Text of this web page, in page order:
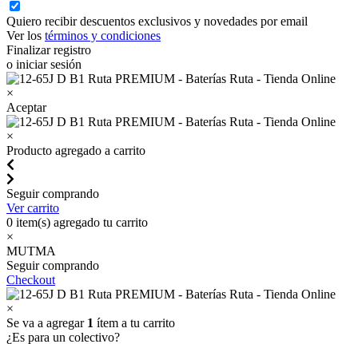
Quiero recibir descuentos exclusivos y novedades por email
Ver los términos y condiciones
Finalizar registro
o iniciar sesión
×
Aceptar
×
Producto agregado a carrito
Seguir comprando
Ver carrito
0 item(s) agregado tu carrito
×
MUTMA
Seguir comprando
Checkout
×
Se va a agregar 1 ítem a tu carrito
¿Es para un colectivo?